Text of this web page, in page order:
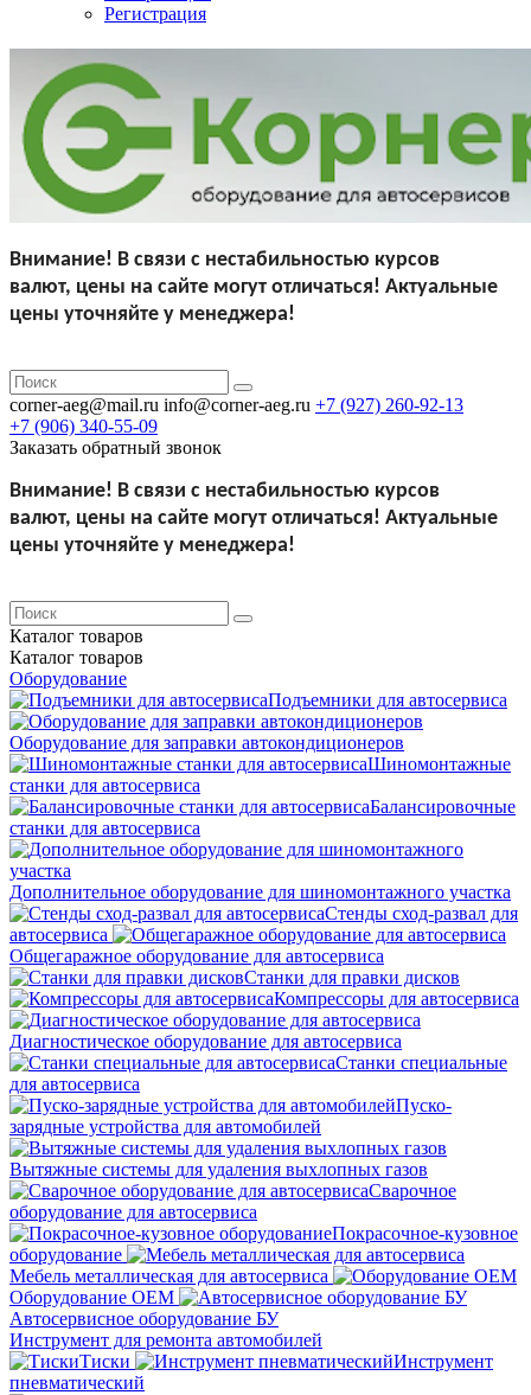
Регистрация
Внимание! В связи с нестабильностью курсов
валют, цены на сайте могут отличаться! Актуальные
цены уточняйте у менеджера!
corner-aeg@mail.ru info@corner-aeg.ru +7 (927) 260-92-13
+7 (906) 340-55-09
Заказать обратный звонок
Внимание! В связи с нестабильностью курсов
валют, цены на сайте могут отличаться! Актуальные
цены уточняйте у менеджера!
Каталог товаров
Каталог товаров
Оборудование
Подъемники для автосервиса
Оборудование для заправки автокондиционеров
Шиномонтажные
станки для автосервиса
Балансировочные
станки для автосервиса
Дополнительное оборудование для шиномонтажного участка
Стенды сход-развал для
автосервиса
Общегаражное оборудование для автосервиса
Станки для правки дисков
Компрессоры для автосервиса
Диагностическое оборудование для автосервиса
Станки специальные
для автосервиса
Пуско-
зарядные устройства для автомобилей
Вытяжные системы для удаления выхлопных газов
Сварочное
оборудование для автосервиса
Покрасочное-кузовное
оборудование
Мебель металлическая для автосервиса
Оборудование OEM
Автосервисное оборудование БУ
Инструмент для ремонта автомобилей
Тиски
Инструмент
пневматический